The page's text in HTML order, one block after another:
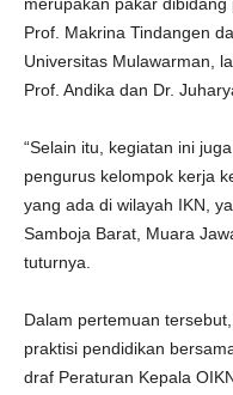
Prof. Makrina Tindangen
Universitas Mulawarman,
Prof. Andika dan Dr.
“Selain itu, kegiatan ini
pengurus kelompok kerja
yang ada di wilayah IKN,
Samboja Barat, Muara
tuturnya.
Dalam pertemuan
praktisi pendidikan
draf Peraturan Kepala